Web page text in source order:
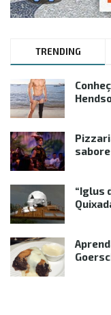
TRENDING
“Iglus